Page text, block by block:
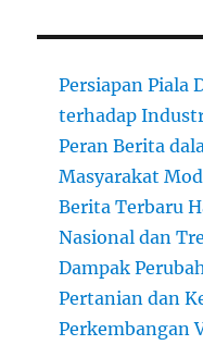
Persiapan Piala
terhadap
Peran Berita
Masyarakat
Berita Terbaru
Nasional dan
Dampak
Pertanian dan
Perkembangan